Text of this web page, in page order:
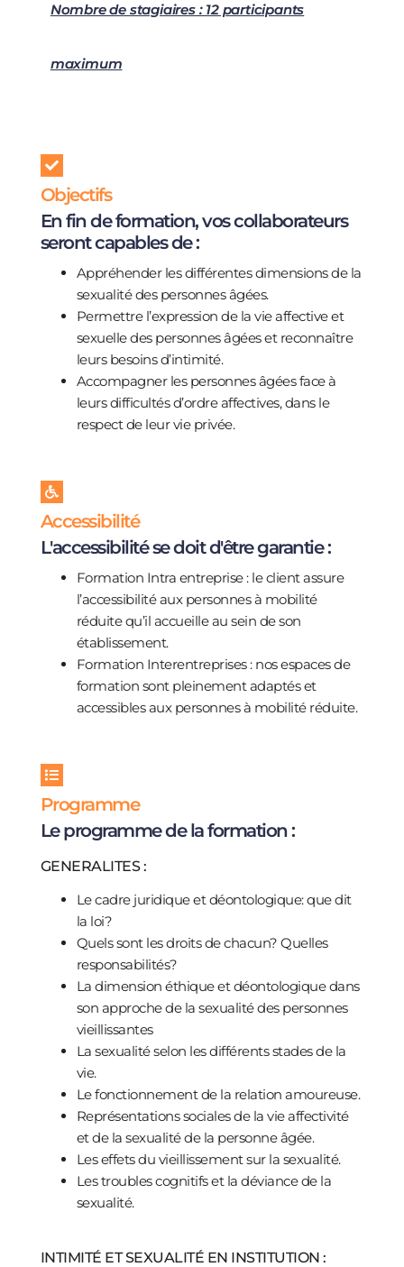
Nombre de stagiaires : 12 participants
maximum
Objectifs
En fin de formation, vos collaborateurs
seront capables de :
Appréhender les différentes dimensions de la
sexualité des personnes âgées.
Permettre l’expression de la vie affective et
sexuelle des personnes âgées et reconnaître
leurs besoins d’intimité.
Accompagner les personnes âgées face à
leurs difficultés d’ordre affectives, dans le
respect de leur vie privée.
Accessibilité
L'accessibilité se doit d'être garantie :
Formation Intra entreprise : le client assure
l’accessibilité aux personnes à mobilité
réduite qu’il accueille au sein de son
établissement.
Formation Interentreprises : nos espaces de
formation sont pleinement adaptés et
accessibles aux personnes à mobilité réduite.
Programme
Le programme de la formation :
GENERALITES :
Le cadre juridique et déontologique: que dit
la loi?
Quels sont les droits de chacun? Quelles
responsabilités?
La dimension éthique et déontologique dans
son approche de la sexualité des personnes
vieillissantes
La sexualité selon les différents stades de la
vie.
Le fonctionnement de la relation amoureuse.
Représentations sociales de la vie affectivité
et de la sexualité de la personne âgée.
Les effets du vieillissement sur la sexualité.
Les troubles cognitifs et la déviance de la
sexualité.
INTIMITÉ ET SEXUALITÉ EN INSTITUTION :